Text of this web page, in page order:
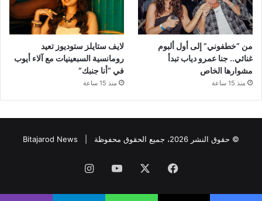
من “خطفوني” إلى أول ألبوم
غنائي.. جنا عمرو دياب تبدأ
مشوارها الخاص
منذ 15 ساعة
لايف ستايلز ستوديوز تعيد
رومانسية السبعينيات مع آلاء أيوب
في “أنا جنبك”
منذ 15 ساعة
© حقوق النشر 2026، جميع الحقوق محفوظة | Bitajarod News
فيسبوك ‫YouTubeانستقرام